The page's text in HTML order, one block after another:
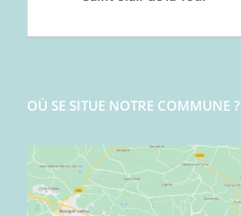
OÙ SE SITUE NOTRE COMMUNE ?